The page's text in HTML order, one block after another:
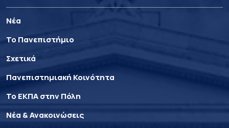
Νέα
Το Πανεπιστήμιο
Σχετικά
Πανεπιστημιακή Κοινότητα
Το ΕΚΠΑ στην Πόλη
Νέα & Ανακοινώσεις